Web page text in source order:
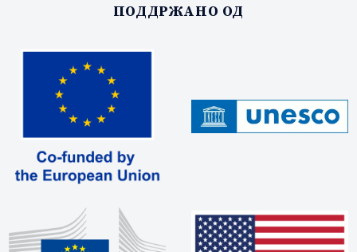
ПОДДРЖАНО ОД